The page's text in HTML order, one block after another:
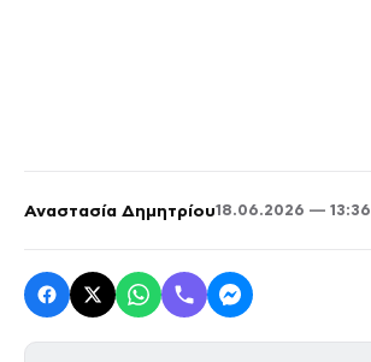
Αναστασία Δημητρίου18.06.2026 — 13:36